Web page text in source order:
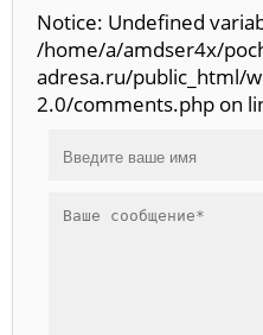
Notice: Undefined
/home/a/amdser4x/
adresa.ru/public_html/
2.0/comments.php on